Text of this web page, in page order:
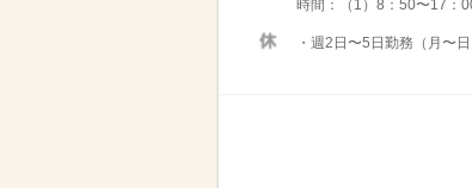
時間：（1）8：50〜17：
・週2日〜5日勤務（月〜